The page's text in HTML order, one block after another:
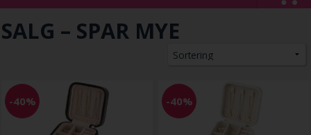
SALG – SPAR MYE
-40% -40%